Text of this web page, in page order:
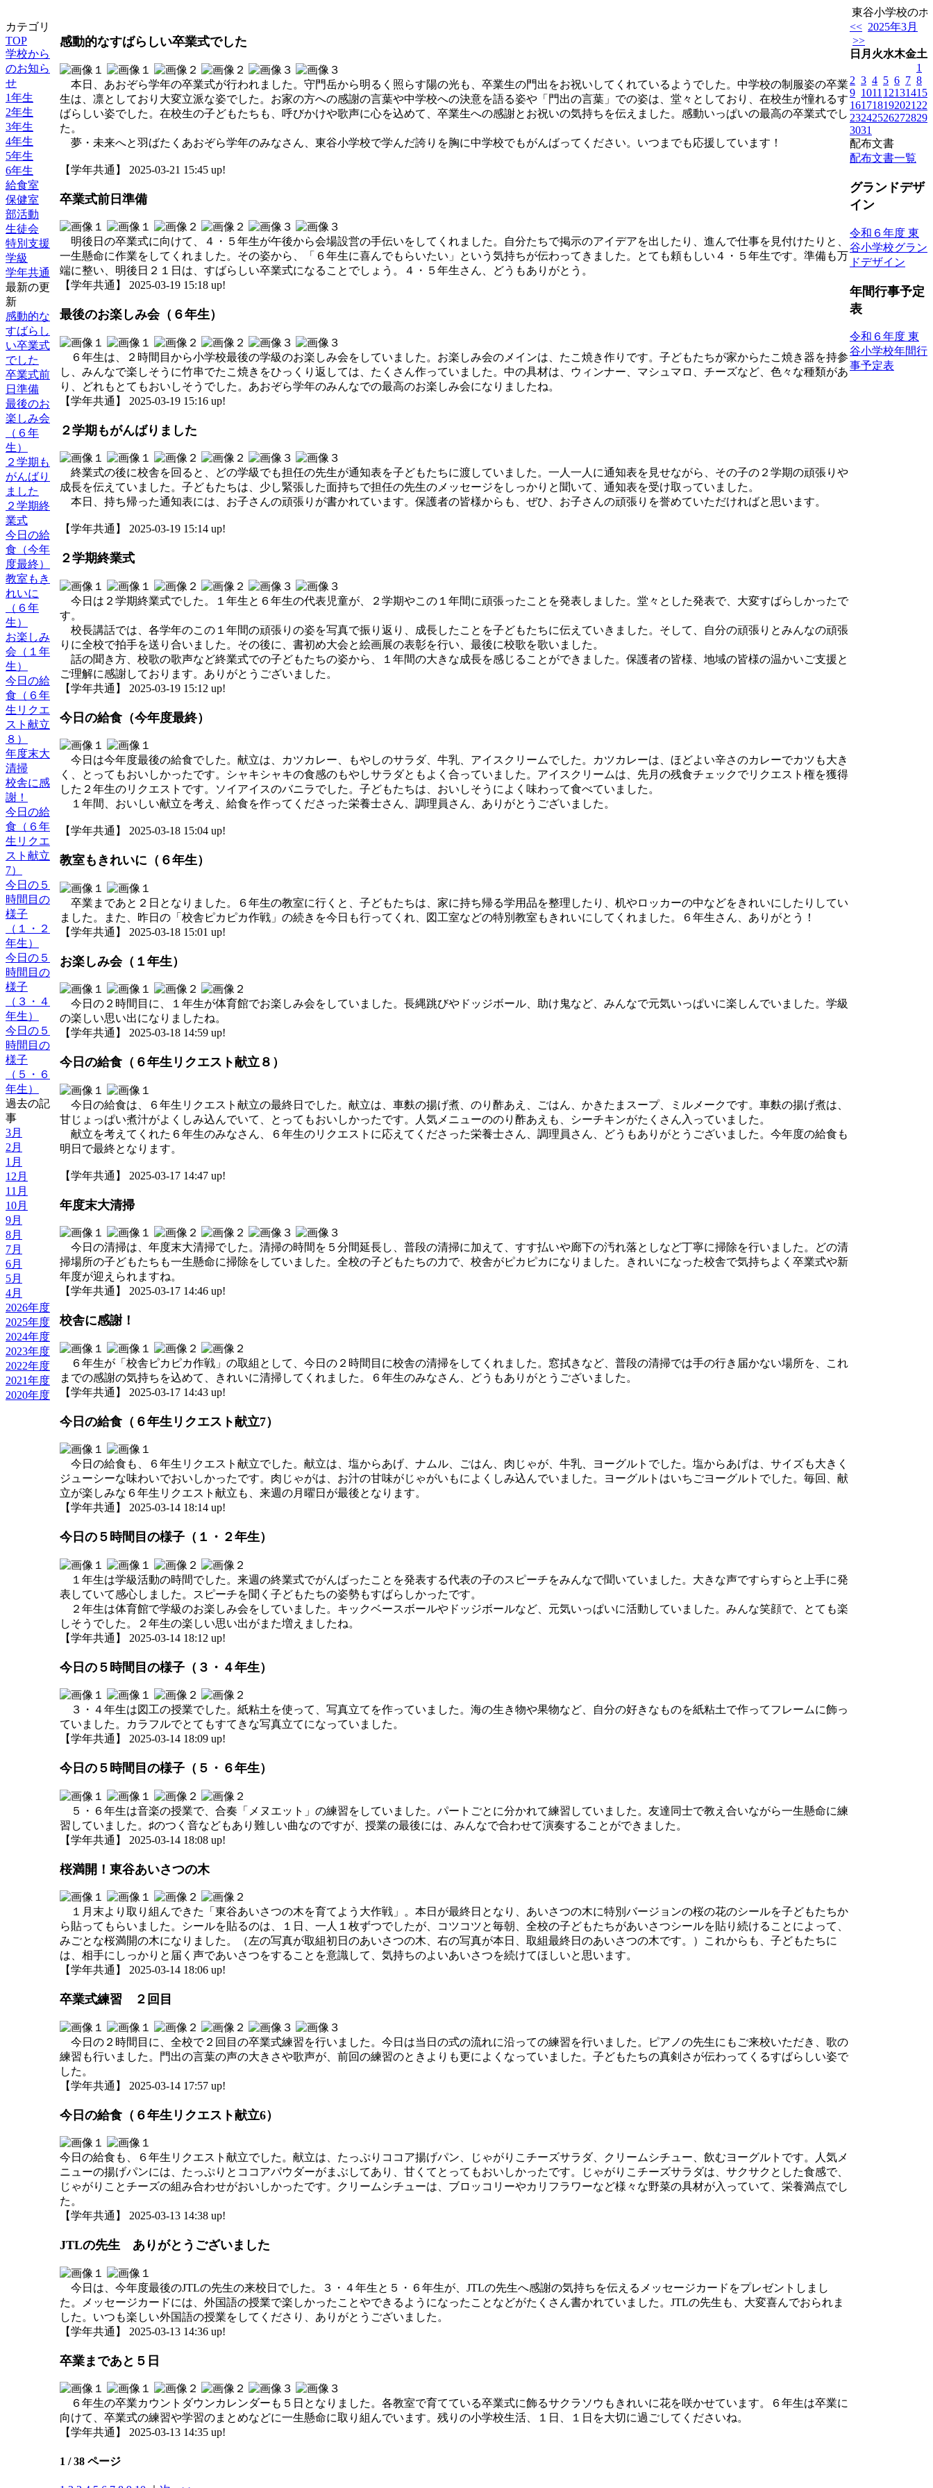
東谷小学校のホ
カテゴリ
TOP
学校から
のお知ら
せ
1年生
2年生
3年生
4年生
5年生
6年生
給食室
保健室
部活動
生徒会
特別支援
学級
学年共通
最新の更
新
感動的な
すばらし
い卒業式
でした
卒業式前
日準備
最後のお
楽しみ会
（６年
生）
２学期も
がんばり
ました
２学期終
業式
今日の給
食（今年
度最終）
教室もき
れいに
（６年
生）
お楽しみ
会（１年
生）
今日の給
食（６年
生リクエ
スト献立
８）
年度末大
清掃
校舎に感
謝！
今日の給
食（６年
生リクエ
スト献立
7）
今日の５
時間目の
様子
（１・２
年生）
今日の５
時間目の
様子
（３・４
年生）
今日の５
時間目の
様子
（５・６
年生）
過去の記
事
3月
2月
1月
12月
11月
10月
9月
8月
7月
6月
5月
4月
2026年度
2025年度
2024年度
2023年度
2022年度
2021年度
2020年度
感動的なすばらしい卒業式でした
本日、あおぞら学年の卒業式が行われました。守門岳から明るく照らす陽の光も、卒業生の門出をお祝いしてくれているようでした。中学校の制服姿の卒業
生は、凛としており大変立派な姿でした。お家の方への感謝の言葉や中学校への決意を語る姿や「門出の言葉」での姿は、堂々としており、在校生が憧れるす
ばらしい姿でした。在校生の子どもたちも、呼びかけや歌声に心を込めて、卒業生への感謝とお祝いの気持ちを伝えました。感動いっぱいの最高の卒業式でし
た。
夢・未来へと羽ばたくあおぞら学年のみなさん、東谷小学校で学んだ誇りを胸に中学校でもがんばってください。いつまでも応援しています！
【学年共通】 2025-03-21 15:45 up!
卒業式前日準備
明後日の卒業式に向けて、４・５年生が午後から会場設営の手伝いをしてくれました。自分たちで掲示のアイデアを出したり、進んで仕事を見付けたりと、
一生懸命に作業をしてくれました。その姿から、「６年生に喜んでもらいたい」という気持ちが伝わってきました。とても頼もしい４・５年生です。準備も万
端に整い、明後日２１日は、すばらしい卒業式になることでしょう。４・５年生さん、どうもありがとう。
【学年共通】 2025-03-19 15:18 up!
最後のお楽しみ会（６年生）
６年生は、２時間目から小学校最後の学級のお楽しみ会をしていました。お楽しみ会のメインは、たこ焼き作りです。子どもたちが家からたこ焼き器を持参
し、みんなで楽しそうに竹串でたこ焼きをひっくり返しては、たくさん作っていました。中の具材は、ウィンナー、マシュマロ、チーズなど、色々な種類があ
り、どれもとてもおいしそうでした。あおぞら学年のみんなでの最高のお楽しみ会になりましたね。
【学年共通】 2025-03-19 15:16 up!
２学期もがんばりました
終業式の後に校舎を回ると、どの学級でも担任の先生が通知表を子どもたちに渡していました。一人一人に通知表を見せながら、その子の２学期の頑張りや
成長を伝えていました。子どもたちは、少し緊張した面持ちで担任の先生のメッセージをしっかりと聞いて、通知表を受け取っていました。
本日、持ち帰った通知表には、お子さんの頑張りが書かれています。保護者の皆様からも、ぜひ、お子さんの頑張りを誉めていただければと思います。
【学年共通】 2025-03-19 15:14 up!
２学期終業式
今日は２学期終業式でした。１年生と６年生の代表児童が、２学期やこの１年間に頑張ったことを発表しました。堂々とした発表で、大変すばらしかったで
す。
校長講話では、各学年のこの１年間の頑張りの姿を写真で振り返り、成長したことを子どもたちに伝えていきました。そして、自分の頑張りとみんなの頑張
りに全校で拍手を送り合いました。その後に、書初め大会と絵画展の表彰を行い、最後に校歌を歌いました。
話の聞き方、校歌の歌声など終業式での子どもたちの姿から、１年間の大きな成長を感じることができました。保護者の皆様、地域の皆様の温かいご支援と
ご理解に感謝しております。ありがとうございました。
【学年共通】 2025-03-19 15:12 up!
今日の給食（今年度最終）
今日は今年度最後の給食でした。献立は、カツカレー、もやしのサラダ、牛乳、アイスクリームでした。カツカレーは、ほどよい辛さのカレーでカツも大き
く、とってもおいしかったです。シャキシャキの食感のもやしサラダともよく合っていました。アイスクリームは、先月の残食チェックでリクエスト権を獲得
した２年生のリクエストです。ソイアイスのバニラでした。子どもたちは、おいしそうによく味わって食べていました。
１年間、おいしい献立を考え、給食を作ってくださった栄養士さん、調理員さん、ありがとうございました。
【学年共通】 2025-03-18 15:04 up!
教室もきれいに（６年生）
卒業まであと２日となりました。６年生の教室に行くと、子どもたちは、家に持ち帰る学用品を整理したり、机やロッカーの中などをきれいにしたりしてい
ました。また、昨日の「校舎ピカピカ作戦」の続きを今日も行ってくれ、図工室などの特別教室もきれいにしてくれました。６年生さん、ありがとう！
【学年共通】 2025-03-18 15:01 up!
お楽しみ会（１年生）
今日の２時間目に、１年生が体育館でお楽しみ会をしていました。長縄跳びやドッジボール、助け鬼など、みんなで元気いっぱいに楽しんでいました。学級
の楽しい思い出になりましたね。
【学年共通】 2025-03-18 14:59 up!
今日の給食（６年生リクエスト献立８）
今日の給食は、６年生リクエスト献立の最終日でした。献立は、車麩の揚げ煮、のり酢あえ、ごはん、かきたまスープ、ミルメークです。車麩の揚げ煮は、
甘じょっぱい煮汁がよくしみ込んでいて、とってもおいしかったです。人気メニューののり酢あえも、シーチキンがたくさん入っていました。
献立を考えてくれた６年生のみなさん、６年生のリクエストに応えてくださった栄養士さん、調理員さん、どうもありがとうございました。今年度の給食も
明日で最終となります。
【学年共通】 2025-03-17 14:47 up!
年度末大清掃
今日の清掃は、年度末大清掃でした。清掃の時間を５分間延長し、普段の清掃に加えて、すす払いや廊下の汚れ落としなど丁寧に掃除を行いました。どの清
掃場所の子どもたちも一生懸命に掃除をしていました。全校の子どもたちの力で、校舎がピカピカになりました。きれいになった校舎で気持ちよく卒業式や新
年度が迎えられますね。
【学年共通】 2025-03-17 14:46 up!
校舎に感謝！
６年生が「校舎ピカピカ作戦」の取組として、今日の２時間目に校舎の清掃をしてくれました。窓拭きなど、普段の清掃では手の行き届かない場所を、これ
までの感謝の気持ちを込めて、きれいに清掃してくれました。６年生のみなさん、どうもありがとうございました。
【学年共通】 2025-03-17 14:43 up!
今日の給食（６年生リクエスト献立7）
今日の給食も、６年生リクエスト献立でした。献立は、塩からあげ、ナムル、ごはん、肉じゃが、牛乳、ヨーグルトでした。塩からあげは、サイズも大きく
ジューシーな味わいでおいしかったです。肉じゃがは、お汁の甘味がじゃがいもによくしみ込んでいました。ヨーグルトはいちごヨーグルトでした。毎回、献
立が楽しみな６年生リクエスト献立も、来週の月曜日が最後となります。
【学年共通】 2025-03-14 18:14 up!
今日の５時間目の様子（１・２年生）
１年生は学級活動の時間でした。来週の終業式でがんばったことを発表する代表の子のスピーチをみんなで聞いていました。大きな声ですらすらと上手に発
表していて感心しました。スピーチを聞く子どもたちの姿勢もすばらしかったです。
２年生は体育館で学級のお楽しみ会をしていました。キックベースボールやドッジボールなど、元気いっぱいに活動していました。みんな笑顔で、とても楽
しそうでした。２年生の楽しい思い出がまた増えましたね。
【学年共通】 2025-03-14 18:12 up!
今日の５時間目の様子（３・４年生）
３・４年生は図工の授業でした。紙粘土を使って、写真立てを作っていました。海の生き物や果物など、自分の好きなものを紙粘土で作ってフレームに飾っ
ていました。カラフルでとてもすてきな写真立てになっていました。
【学年共通】 2025-03-14 18:09 up!
今日の５時間目の様子（５・６年生）
５・６年生は音楽の授業で、合奏「メヌエット」の練習をしていました。パートごとに分かれて練習していました。友達同士で教え合いながら一生懸命に練
習していました。♯のつく音などもあり難しい曲なのですが、授業の最後には、みんなで合わせて演奏することができました。
【学年共通】 2025-03-14 18:08 up!
桜満開！東谷あいさつの木
１月末より取り組んできた「東谷あいさつの木を育てよう大作戦」。本日が最終日となり、あいさつの木に特別バージョンの桜の花のシールを子どもたちか
ら貼ってもらいました。シールを貼るのは、１日、一人１枚ずつでしたが、コツコツと毎朝、全校の子どもたちがあいさつシールを貼り続けることによって、
みごとな桜満開の木になりました。（左の写真が取組初日のあいさつの木、右の写真が本日、取組最終日のあいさつの木です。）これからも、子どもたちに
は、相手にしっかりと届く声であいさつをすることを意識して、気持ちのよいあいさつを続けてほしいと思います。
【学年共通】 2025-03-14 18:06 up!
卒業式練習 ２回目
今日の２時間目に、全校で２回目の卒業式練習を行いました。今日は当日の式の流れに沿っての練習を行いました。ピアノの先生にもご来校いただき、歌の
練習も行いました。門出の言葉の声の大きさや歌声が、前回の練習のときよりも更によくなっていました。子どもたちの真剣さが伝わってくるすばらしい姿で
した。
【学年共通】 2025-03-14 17:57 up!
今日の給食（６年生リクエスト献立6）
今日の給食も、６年生リクエスト献立でした。献立は、たっぷりココア揚げパン、じゃがりこチーズサラダ、クリームシチュー、飲むヨーグルトです。人気メ
ニューの揚げパンには、たっぷりとココアパウダーがまぶしてあり、甘くてとってもおいしかったです。じゃがりこチーズサラダは、サクサクとした食感で、
じゃがりことチーズの組み合わせがおいしかったです。クリームシチューは、ブロッコリーやカリフラワーなど様々な野菜の具材が入っていて、栄養満点でし
た。
【学年共通】 2025-03-13 14:38 up!
JTLの先生 ありがとうございました
今日は、今年度最後のJTLの先生の来校日でした。３・４年生と５・６年生が、JTLの先生へ感謝の気持ちを伝えるメッセージカードをプレゼントしまし
た。メッセージカードには、外国語の授業で楽しかったことやできるようになったことなどがたくさん書かれていました。JTLの先生も、大変喜んでおられま
した。いつも楽しい外国語の授業をしてくださり、ありがとうございました。
【学年共通】 2025-03-13 14:36 up!
卒業まであと５日
６年生の卒業カウントダウンカレンダーも５日となりました。各教室で育てている卒業式に飾るサクラソウもきれいに花を咲かせています。６年生は卒業に
向けて、卒業式の練習や学習のまとめなどに一生懸命に取り組んでいます。残りの小学校生活、１日、１日を大切に過ごしてくださいね。
【学年共通】 2025-03-13 14:35 up!
1 / 38 ページ
<< 2025年3月
>>
日 月 火水木金土
1
2 3 4 5 6 7 8
9 1011 12131415
161718192021 22
23242526272829
3031
配布文書
配布文書一覧
グランドデザ
イン
令和６年度 東
谷小学校グラン
ドデザイン
年間行事予定
表
令和６年度 東
谷小学校年間行
事予定表